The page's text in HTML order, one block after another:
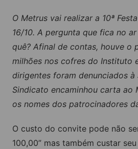
O Metrus vai realizar a 10ª
16/10. A pergunta que fica no
quê? Afinal de contas, houve o
milhões nos cofres do Instituto
dirigentes foram denunciados à
Sindicato encaminhou carta ao
os nomes dos patrocinadores
O custo do convite pode não
100,00” mas também custar